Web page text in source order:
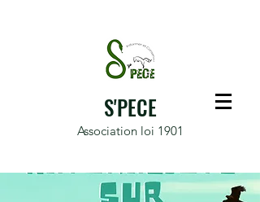
Association loi 1901
S'PECE